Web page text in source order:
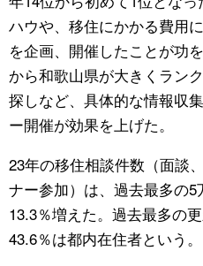
ハウや、移住にかかる費用
を企画、開催したことが功
から和歌山県が大きくラン
探しなど、具体的な情報収
ー開催が効果を上げた。
23年の移住相談件数（面談
ナー参加）は、過去最多の
13.3％増えた。過去最多の
43.6％は都内在住者という。